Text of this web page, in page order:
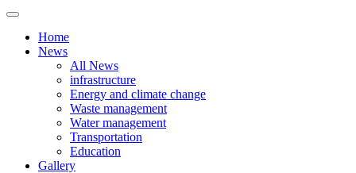
Home
News
All News
infrastructure
Energy and climate change
Waste management
Water management
Transportation
Education
Gallery